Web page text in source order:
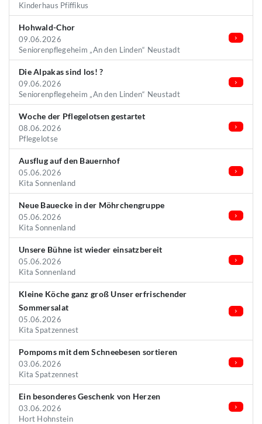
Kinderhaus Pfiffikus
Hohwald-Chor
09.06.2026
Seniorenpflegeheim „An den Linden“ Neustadt
Die Alpakas sind los! ?
09.06.2026
Seniorenpflegeheim „An den Linden“ Neustadt
Woche der Pflegelotsen gestartet
08.06.2026
Pflegelotse
Ausflug auf den Bauernhof
05.06.2026
Kita Sonnenland
Neue Bauecke in der Möhrchengruppe
05.06.2026
Kita Sonnenland
Unsere Bühne ist wieder einsatzbereit
05.06.2026
Kita Sonnenland
Kleine Köche ganz groß Unser erfrischender
Sommersalat
05.06.2026
Kita Spatzennest
Pompoms mit dem Schneebesen sortieren
03.06.2026
Kita Spatzennest
Ein besonderes Geschenk von Herzen
03.06.2026
Hort Hohnstein